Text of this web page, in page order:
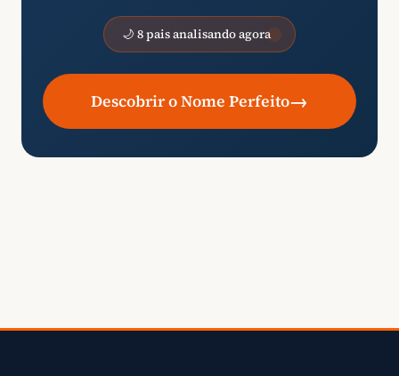
🌙 8 pais analisando agora
Descobrir o Nome Perfeito→